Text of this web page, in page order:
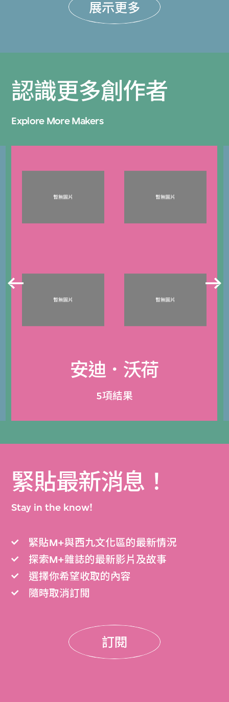
展示更多
認識更多創作者
Explore More Makers
安迪．沃荷
5項結果
緊貼最新消息！
Stay in the know!
緊貼M+與西九文化區的最新情況
探索M+雜誌的最新影片及故事
選擇你希望收取的內容
隨時取消訂閲
訂閱